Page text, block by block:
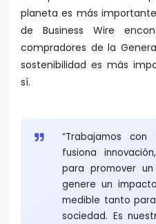
planeta es más
de Business Wire
compradores de la
sostenibilidad es más
sí.
“Trabajamos
fusiona
para promover
genere un
medible tanto
sociedad. Es